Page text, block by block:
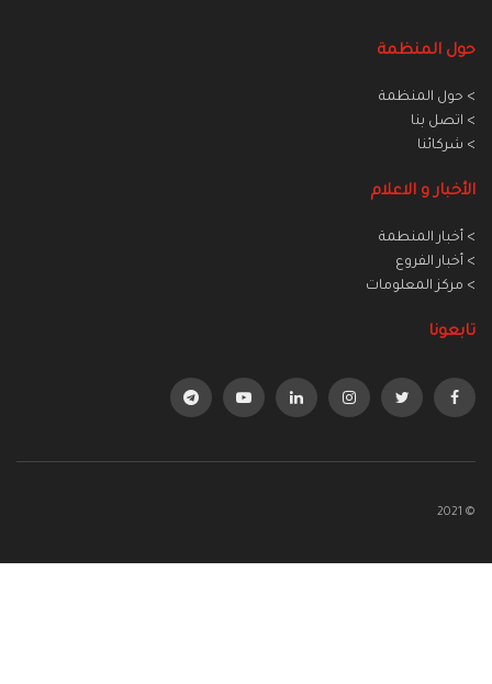
حول المنظمة
> حول المنظمة
> اتصل بنا
> شركائنا
الأخبار و الاعلام
> أخبار المنطمة
> أخبار الفروع
> مركز المعلومات
تابعونا
© 2021